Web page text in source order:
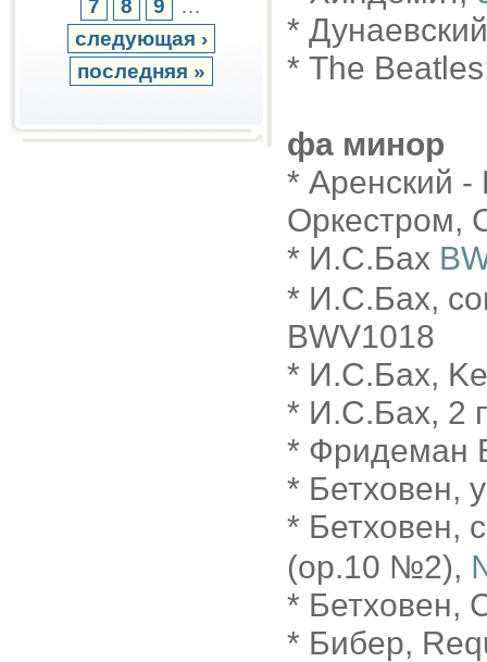
7 8 9
…
следующая ›
последняя »
*
* The
фа минор
* Аренский -
Оркестром,
* И.С.Бах
* И.С.Бах,
BWV1018
* И.С.Бах,
* И.С.Бах, 2
* Фридеман
* Бетховен,
* Бетховен,
(op.10 №2),
* Бетховен,
* Бибер,